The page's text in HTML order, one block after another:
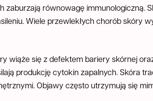
zaburzają równowagę immunologiczną.
Wiele przewlekłych chorób skóry
wiąże się z defektem bariery skórnej
produkcję cytokin zapalnych. Skóra
Objawy często utrzymują się